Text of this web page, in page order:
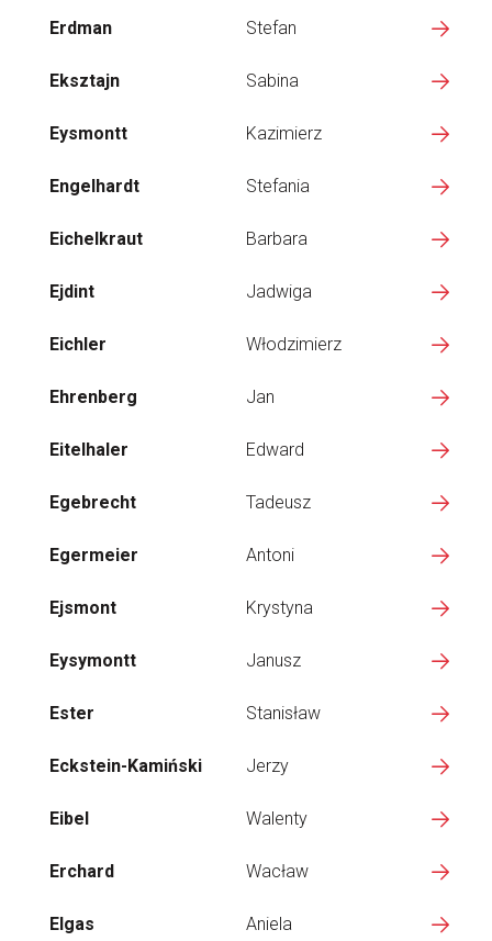
Erdman Stefan
Eksztajn Sabina
Eysmontt Kazimierz
Engelhardt Stefania
Eichelkraut Barbara
Ejdint Jadwiga
Eichler Włodzimierz
Ehrenberg Jan
Eitelhaler Edward
Egebrecht Tadeusz
Egermeier Antoni
Ejsmont Krystyna
Eysymontt Janusz
Ester Stanisław
Eckstein-Kamiński Jerzy
Eibel Walenty
Erchard Wacław
Elgas Aniela